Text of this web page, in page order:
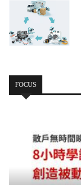
FOCUS